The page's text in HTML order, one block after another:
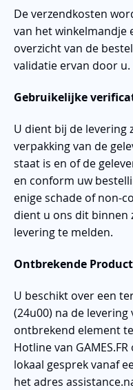
De verzendkosten
van het winkelmandje
overzicht van de
validatie ervan door u.
Gebruikelijke
U dient bij de
verpakking van de
staat is en of de
en conform uw
enige schade of non-
dient u ons dit binnen
levering te melden.
Ontbrekende
U beschikt over een
(24u00) na de
ontbrekend element
Hotline van
lokaal gesprek vanaf
het adres